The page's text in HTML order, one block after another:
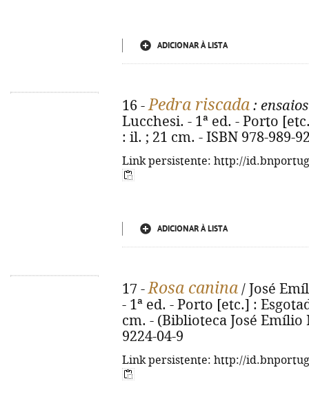
ADICIONAR À LISTA
16 -Pedra riscada :
Lucchesi. - 1ª ed. - Porto
: il. ; 21 cm. - ISBN 978-989-
Link persistente: http://
ADICIONAR À LISTA
17 -Rosa canina / José
- 1ª ed. - Porto [etc.] :
cm. - (Biblioteca José Emílio
9224-04-9
Link persistente: http://